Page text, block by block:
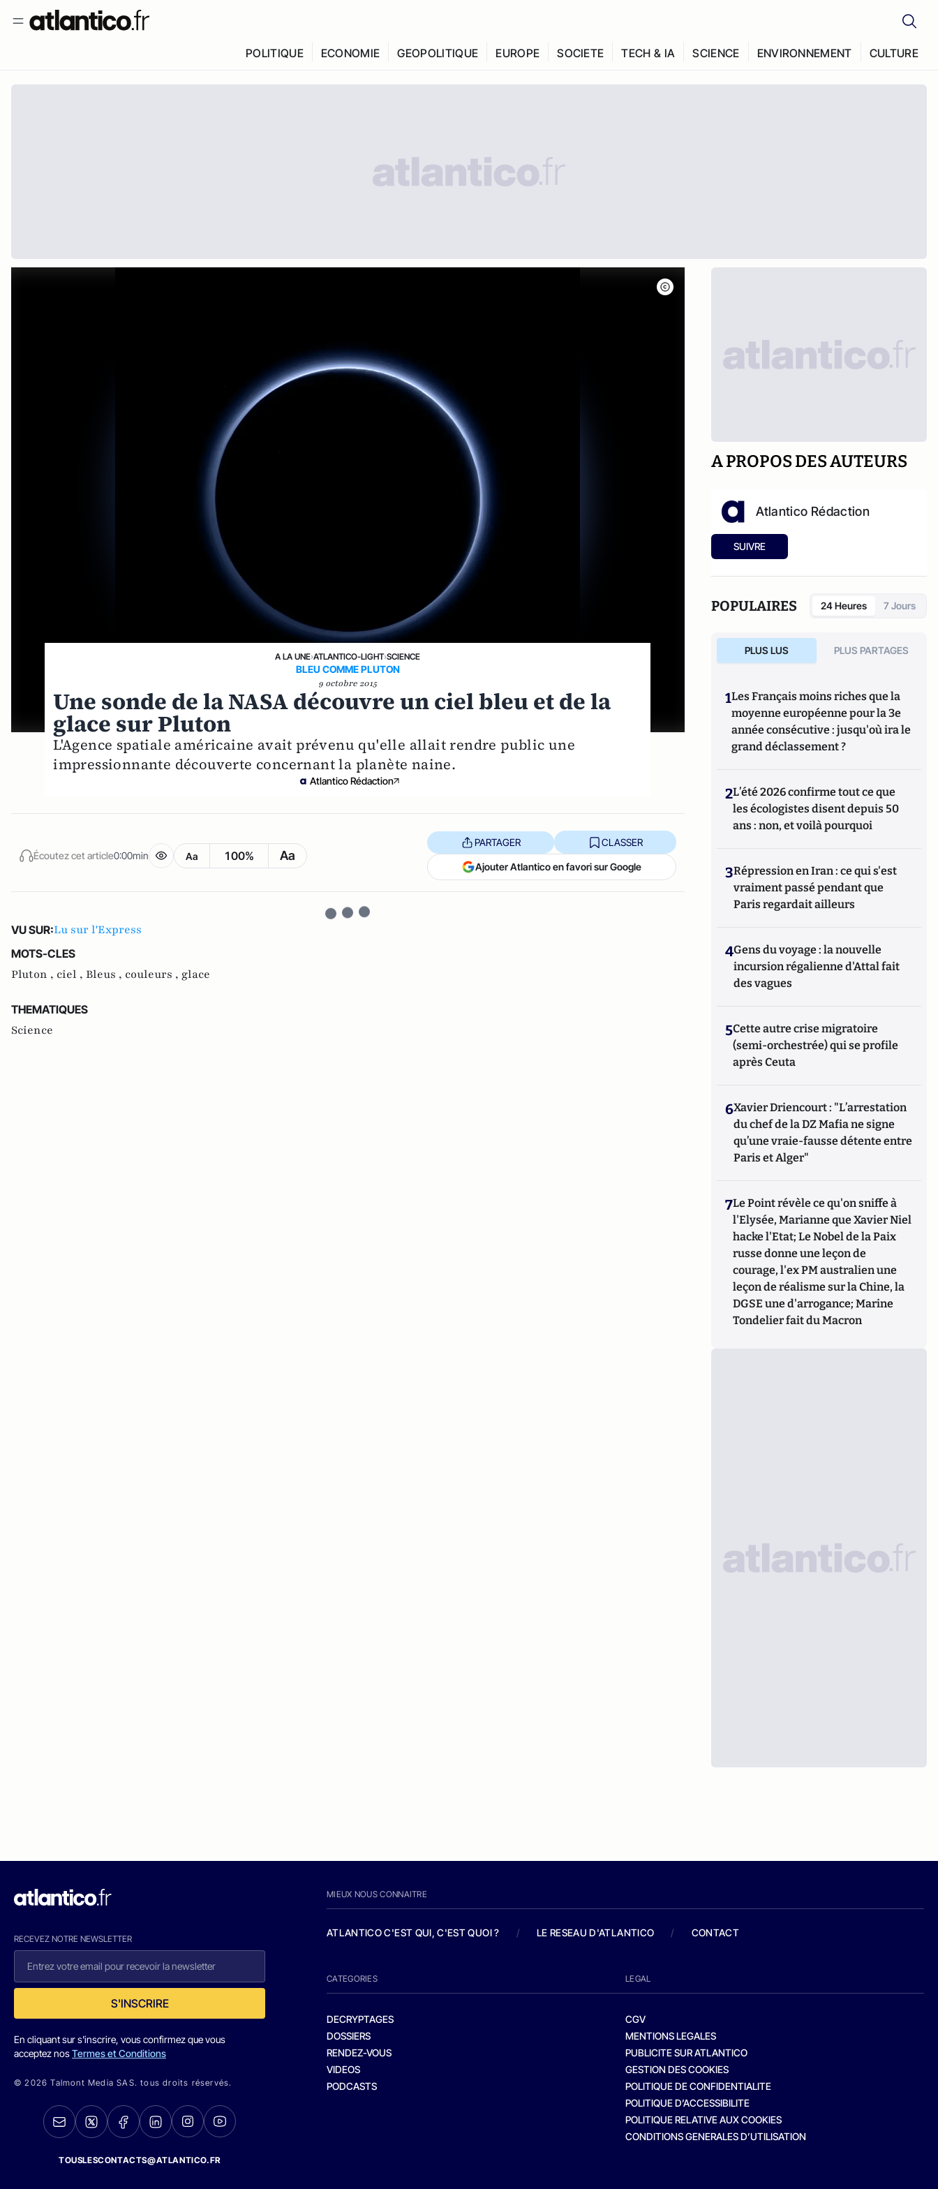
POLITIQUE ECONOMIE GEOPOLITIQUE EUROPE SOCIETE TECH & IA SCIENCE ENVIRONNEMENT CULTURE
A LA UNE›ATLANTICO-LIGHT›SCIENCE
BLEU COMME PLUTON
9 octobre 2015
Une sonde de la NASA découvre un ciel bleu et de la
glace sur Pluton
L'Agence spatiale américaine avait prévenu qu'elle allait rendre public une
impressionnante découverte concernant la planète naine.
Atlantico Rédaction
Écoutez cet article0:00min Aa 100% Aa
PARTAGER CLASSER
Ajouter Atlantico en favori sur Google
VU SUR:Lu sur l'Express
MOTS-CLES
Pluton , ciel , Bleus , couleurs , glace
THEMATIQUES
Science
A PROPOS DES AUTEURS
Atlantico Rédaction
SUIVRE
POPULAIRES 24 Heures 7 Jours
PLUS LUS PLUS PARTAGES
1Les Français moins riches que la
moyenne européenne pour la 3e
année consécutive : jusqu'où ira le
grand déclassement ?
2L’été 2026 confirme tout ce que
les écologistes disent depuis 50
ans : non, et voilà pourquoi
3Répression en Iran : ce qui s'est
vraiment passé pendant que
Paris regardait ailleurs
4Gens du voyage : la nouvelle
incursion régalienne d'Attal fait
des vagues
5Cette autre crise migratoire
(semi-orchestrée) qui se profile
après Ceuta
6Xavier Driencourt : "L’arrestation
du chef de la DZ Mafia ne signe
qu’une vraie-fausse détente entre
Paris et Alger"
7Le Point révèle ce qu'on sniffe à
l'Elysée, Marianne que Xavier Niel
hacke l'Etat; Le Nobel de la Paix
russe donne une leçon de
courage, l'ex PM australien une
leçon de réalisme sur la Chine, la
DGSE une d'arrogance; Marine
Tondelier fait du Macron
RECEVEZ NOTRE NEWSLETTER
S'INSCRIRE
En cliquant sur s'inscrire, vous confirmez que vous
acceptez nosTermes et Conditions
© 2026 Talmont Media SAS. tous droits réservés.
TOUSLESCONTACTS@ATLANTICO.FR
MIEUX NOUS CONNAITRE
ATLANTICO C'EST QUI, C'EST QUOI ? / LE RESEAU D'ATLANTICO / CONTACT
CATEGORIES
DECRYPTAGES
DOSSIERS
RENDEZ-VOUS
VIDEOS
PODCASTS
LEGAL
CGV
MENTIONS LEGALES
PUBLICITE SUR ATLANTICO
GESTION DES COOKIES
POLITIQUE DE CONFIDENTIALITE
POLITIQUE D’ACCESSIBILITE
POLITIQUE RELATIVE AUX COOKIES
CONDITIONS GENERALES D’UTILISATION